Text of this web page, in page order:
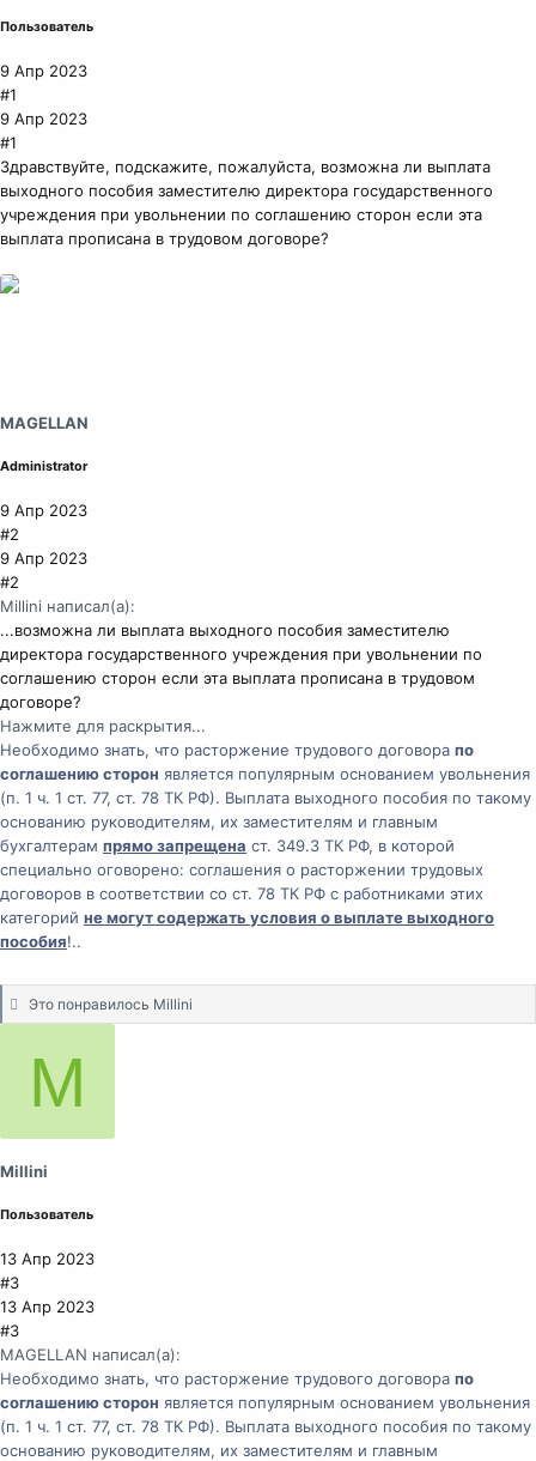
Пользователь
9 Апр 2023
#1
9 Апр 2023
#1
Здравствуйте, подскажите, пожалуйста, возможна ли выплата
выходного пособия заместителю директора государственного
учреждения при увольнении по соглашению сторон если эта
выплата прописана в трудовом договоре?
MAGELLAN
Administrator
9 Апр 2023
#2
9 Апр 2023
#2
Millini написал(а):
...возможна ли выплата выходного пособия заместителю
директора государственного учреждения при увольнении по
соглашению сторон если эта выплата прописана в трудовом
договоре?
Нажмите для раскрытия...
Необходимо знать, что расторжение трудового договора по
соглашению сторон является популярным основанием увольнения
(п. 1 ч. 1 ст. 77, ст. 78 ТК РФ). Выплата выходного пособия по такому
основанию руководителям, их заместителям и главным
бухгалтерам прямо запрещена ст. 349.3 ТК РФ, в которой
специально оговорено: соглашения о расторжении трудовых
договоров в соответствии со ст. 78 ТК РФ с работниками этих
категорий не могут содержать условия о выплате выходного
пособия!..
С
и
и
и
Это понравилось Millini
M
Millini
Пользователь
13 Апр 2023
#3
13 Апр 2023
#3
MAGELLAN написал(а):
Необходимо знать, что расторжение трудового договора по
соглашению сторон является популярным основанием увольнения
(п. 1 ч. 1 ст. 77, ст. 78 ТК РФ). Выплата выходного пособия по такому
основанию руководителям, их заместителям и главным